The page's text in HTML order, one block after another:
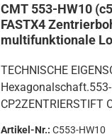
CMT 553-HW10
FASTX4
multifunktionale
TECHNISCHE
Hexagonalschaft.553-
CP2ZENTRIERSTIFT
Artikel-Nr.: C553-HW10